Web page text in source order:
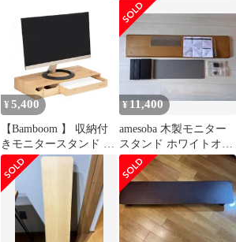
ンドJCT125☆無垢材天
板
¥ 5,400
【Bamboom 】 収納付
きモニタースタンド 竹
製 A4用紙収納 文房具
収納 デスク上収納 サス
テナブル素材 汚れにく
い おしゃれ
¥11,400
amesoba 木製モニター
スタンド ホワイトオー
ク×ブラック DIY加工
あり